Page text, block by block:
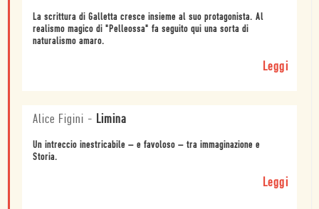
La scrittura di Galletta cresce insieme al suo protagonista. Al
realismo magico di "Pelleossa" fa seguito qui una sorta di
naturalismo amaro.
Leggi
Alice Figini - Limina
Un intreccio inestricabile – e favoloso – tra immaginazione e
Storia.
Leggi